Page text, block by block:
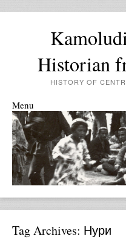
Historian
HISTORY OF
Menu
Skip to content
Tag Archives: Нури